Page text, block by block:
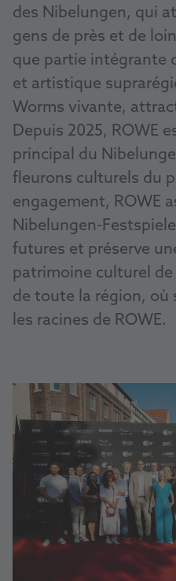
des Nibelungen, qui
gens de près et de
que partie intégrante
et artistique
Worms vivante,
Depuis 2025, ROWE
principal du
fleurons culturels du
engagement, ROWE
Nibelungen-
futures et préserve
patrimoine culturel
de toute la région, où
les racines de ROWE.